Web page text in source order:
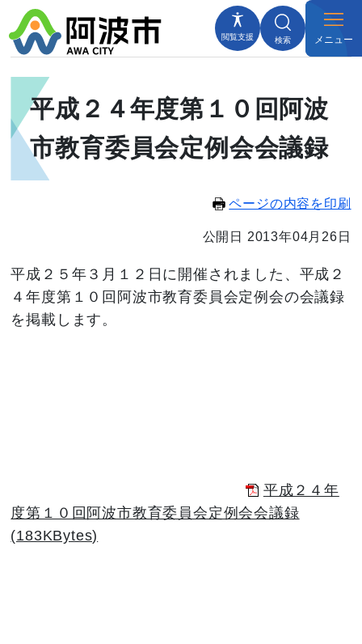
閲覧支援 検索 メニュー
平成２４年度第１０回阿波
市教育委員会定例会会議録
ページの内容を印刷
公開日 2013年04月26日
平成２５年３月１２日に開催されました、平成２
４年度第１０回阿波市教育委員会定例会の会議録
を掲載します。
平成２４年
度第１０回阿波市教育委員会定例会会議録
(183KBytes)